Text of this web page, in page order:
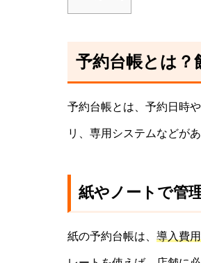
予約台帳とは？
予約台帳とは、予約日時
リ、専用システムなどが
紙やノートで管
紙の予約台帳は、 導入費